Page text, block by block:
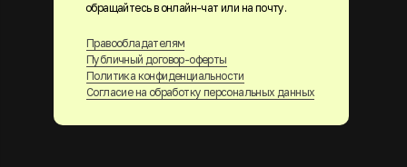
Правообладателям
Публичный договор-оферты
Политика конфиденциальности
Согласие на обработку персональных данных
обращайтесь в онлайн-чат или на почту.